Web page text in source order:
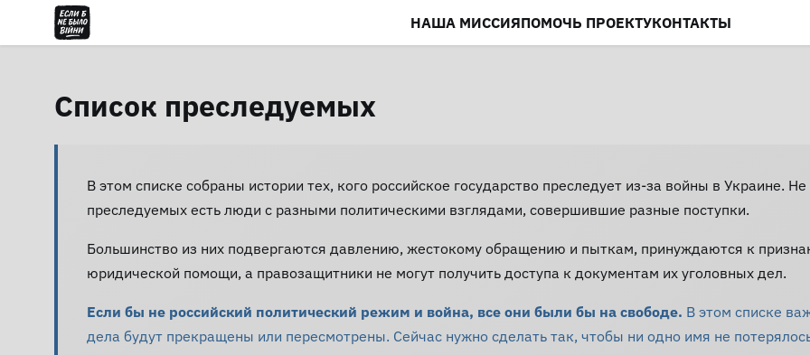
НАША МИССИЯПОМОЧЬ ПРОЕКТУКОНТАКТЫ
Список преследуемых
В этом списке собраны истории тех, кого российское государство преследует из-за войны в Украине.
преследуемых есть люди с разными политическими взглядами, совершившие разные поступки.
Большинство из них подвергаются давлению, жестокому обращению и пыткам, принуждаются к
юридической помощи, а правозащитники не могут получить доступа к документам их уголовных дел.
Если бы не российский политический режим и война, все они были бы на свободе. В этом списке
дела будут прекращены или пересмотрены. Сейчас нужно сделать так, чтобы ни одно имя не